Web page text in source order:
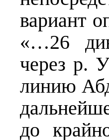
вариант
«…26
через р.
линию
до